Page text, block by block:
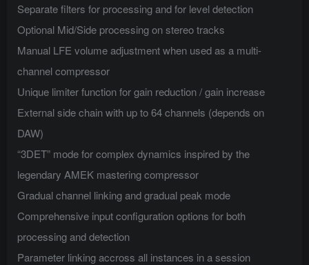
Separate filters for processing and for level detection
Optional Mid/Side processing on stereo tracks
Manual LFE volume adjustment when used as a multi-
channel compressor
Unique limiter function for gain reduction / gain increase
External side chain with up to 64 channels (depends on
DAW)
“3DET” mode for complex dynamics inspired by the
legendary AMEK mastering compressor
Gradual channel linking and gradual peak mode
Comprehensive input configuration options for both
processing and detection
Parameter linking accross all instances in a session